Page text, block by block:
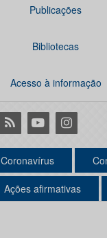
Publicações
Bibliotecas
Acesso à informação
RSS YoutubeInstagram
Coronavírus
Ações afirmativas